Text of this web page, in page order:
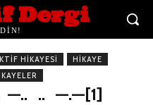
Dergi
HIKAYESI
HIKAYE
.. —.—[1]